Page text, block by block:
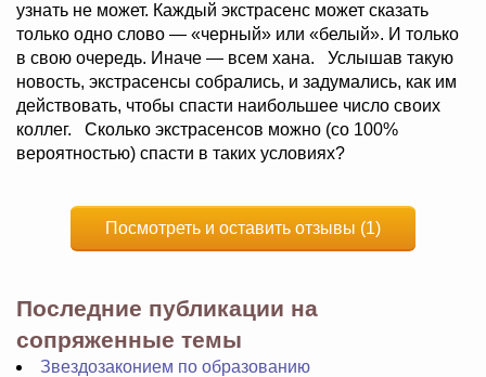
узнать не может. Каждый экстрасенс может сказать
только одно слово — «черный» или «белый». И только
в свою очередь. Иначе — всем хана. Услышав такую
новость, экстрасенсы собрались, и задумались, как им
действовать, чтобы спасти наибольшее число своих
коллег. Сколько экстрасенсов можно (со 100%
вероятностью) спасти в таких условиях?
Посмотреть и оставить отзывы (1)
Последние публикации на
сопряженные темы
Звездозаконием по образованию